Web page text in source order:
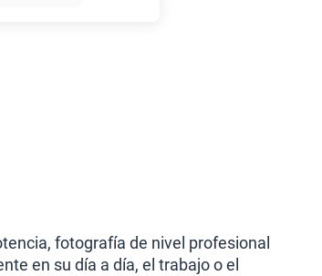
fotografía de nivel profesional
en su día a día, el trabajo o el